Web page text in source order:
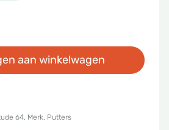
aan winkelwagen
64, Merk, Putters